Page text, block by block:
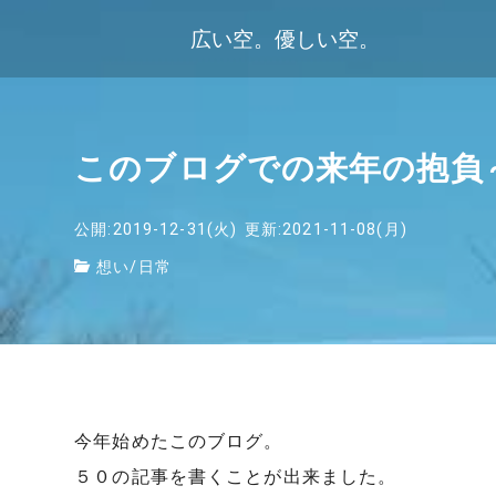
広い空。優しい空。
このブログでの来年の抱負
公開:2019-12-31(火) 更新:2021-11-08(月)
想い/ 日常
今年始めたこのブログ。
５０の記事を書くことが出来ました。